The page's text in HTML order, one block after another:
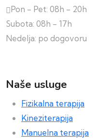
Pon - Pet: 08h - 20h
Subota: 08h - 17h
Nedelja: po dogovoru
Naše usluge
Fizikalna terapija
Kineziterapija
Manuelna terapija